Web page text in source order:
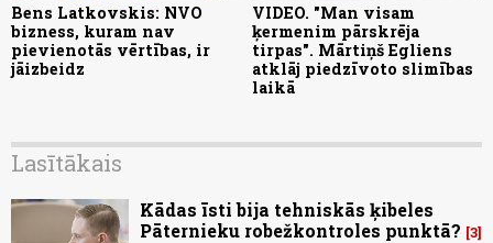
Bens Latkovskis: NVO
bizness, kuram nav
pievienotās vērtības, ir
jāizbeidz
VIDEO. "Man visam
ķermenim pārskrēja
tirpas". Mārtiņš Egliens
atklāj piedzīvoto slimības
laikā
Lasītākais
Kādas īsti bija tehniskās ķibeles
Pāternieku robežkontroles punktā? 3